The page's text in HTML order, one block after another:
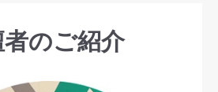
のご紹介